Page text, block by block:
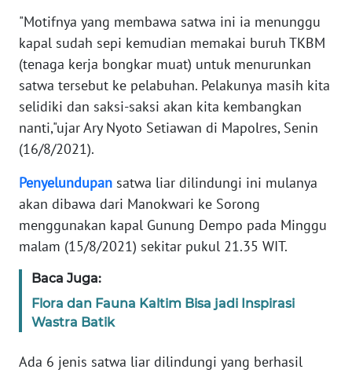
"Motifnya yang membawa satwa ini ia menunggu
kapal sudah sepi kemudian memakai buruh TKBM
(tenaga kerja bongkar muat) untuk menurunkan
satwa tersebut ke pelabuhan. Pelakunya masih kita
selidiki dan saksi-saksi akan kita kembangkan
nanti,"ujar Ary Nyoto Setiawan di Mapolres, Senin
(16/8/2021).
Penyelundupan satwa liar dilindungi ini mulanya
akan dibawa dari Manokwari ke Sorong
menggunakan kapal Gunung Dempo pada Minggu
malam (15/8/2021) sekitar pukul 21.35 WIT.
Baca Juga:
Flora dan Fauna Kaltim Bisa jadi Inspirasi
Wastra Batik
Ada 6 jenis satwa liar dilindungi yang berhasil
KARIR
Wahana
News
Regional
WN
SUMUT
WN
JAKARTA
JABAR